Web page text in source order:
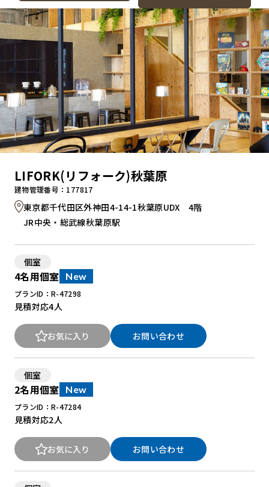
LIFORK(リフォーク)秋葉原
建物管理番号：177817
東京都千代田区外神田4-14-1秋葉原UDX 4階
JR中央・総武線秋葉原駅
個室
4名用個室 New
プランID：R-47298
見積対応4人
お気に入り お問い合わせ
個室
2名用個室 New
プランID：R-47284
見積対応2人
お気に入り お問い合わせ